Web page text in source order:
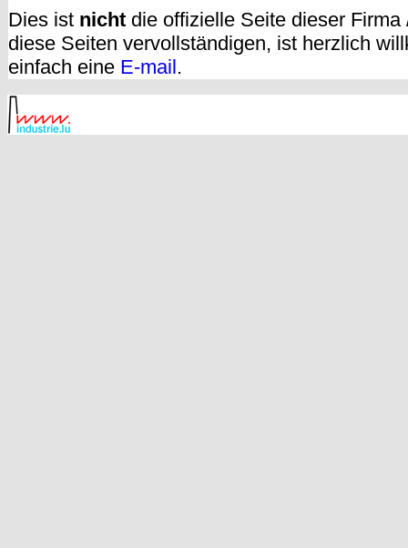
Dies ist nicht die offizielle Seite dieser
diese Seiten vervollständigen, ist herzlich
einfach eine E-mail.